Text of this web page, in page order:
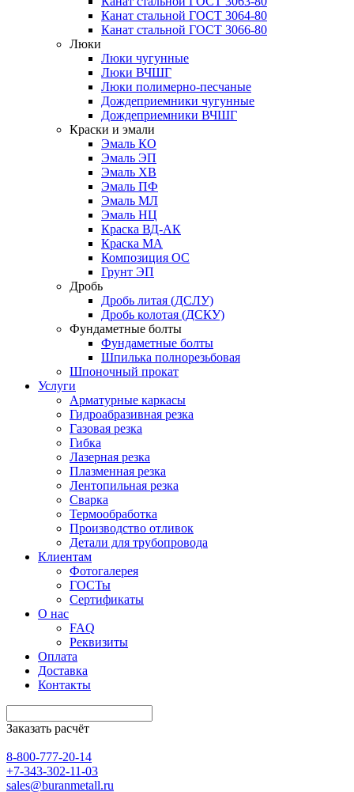
Канат стальной ГОСТ 3064-80
Канат стальной ГОСТ 3066-80
Люки
Люки чугунные
Люки ВЧШГ
Люки полимерно-песчаные
Дождеприемники чугунные
Дождеприемники ВЧШГ
Краски и эмали
Эмаль КО
Эмаль ЭП
Эмаль ХВ
Эмаль ПФ
Эмаль МЛ
Эмаль НЦ
Краска ВД-АК
Краска МА
Композиция ОС
Грунт ЭП
Дробь
Дробь литая (ДСЛУ)
Дробь колотая (ДСКУ)
Фундаметные болты
Фундаметные болты
Шпилька полнорезьбовая
Шпоночный прокат
Услуги
Арматурные каркасы
Гидроабразивная резка
Газовая резка
Гибка
Лазерная резка
Плазменная резка
Лентопильная резка
Сварка
Термообработка
Производство отливок
Детали для трубопровода
Клиентам
Фотогалерея
ГОСТы
Сертификаты
О нас
FAQ
Реквизиты
Оплата
Доставка
Контакты
Заказать расчёт
8-800-777-20-14
+7-343-302-11-03
sales@buranmetall.ru